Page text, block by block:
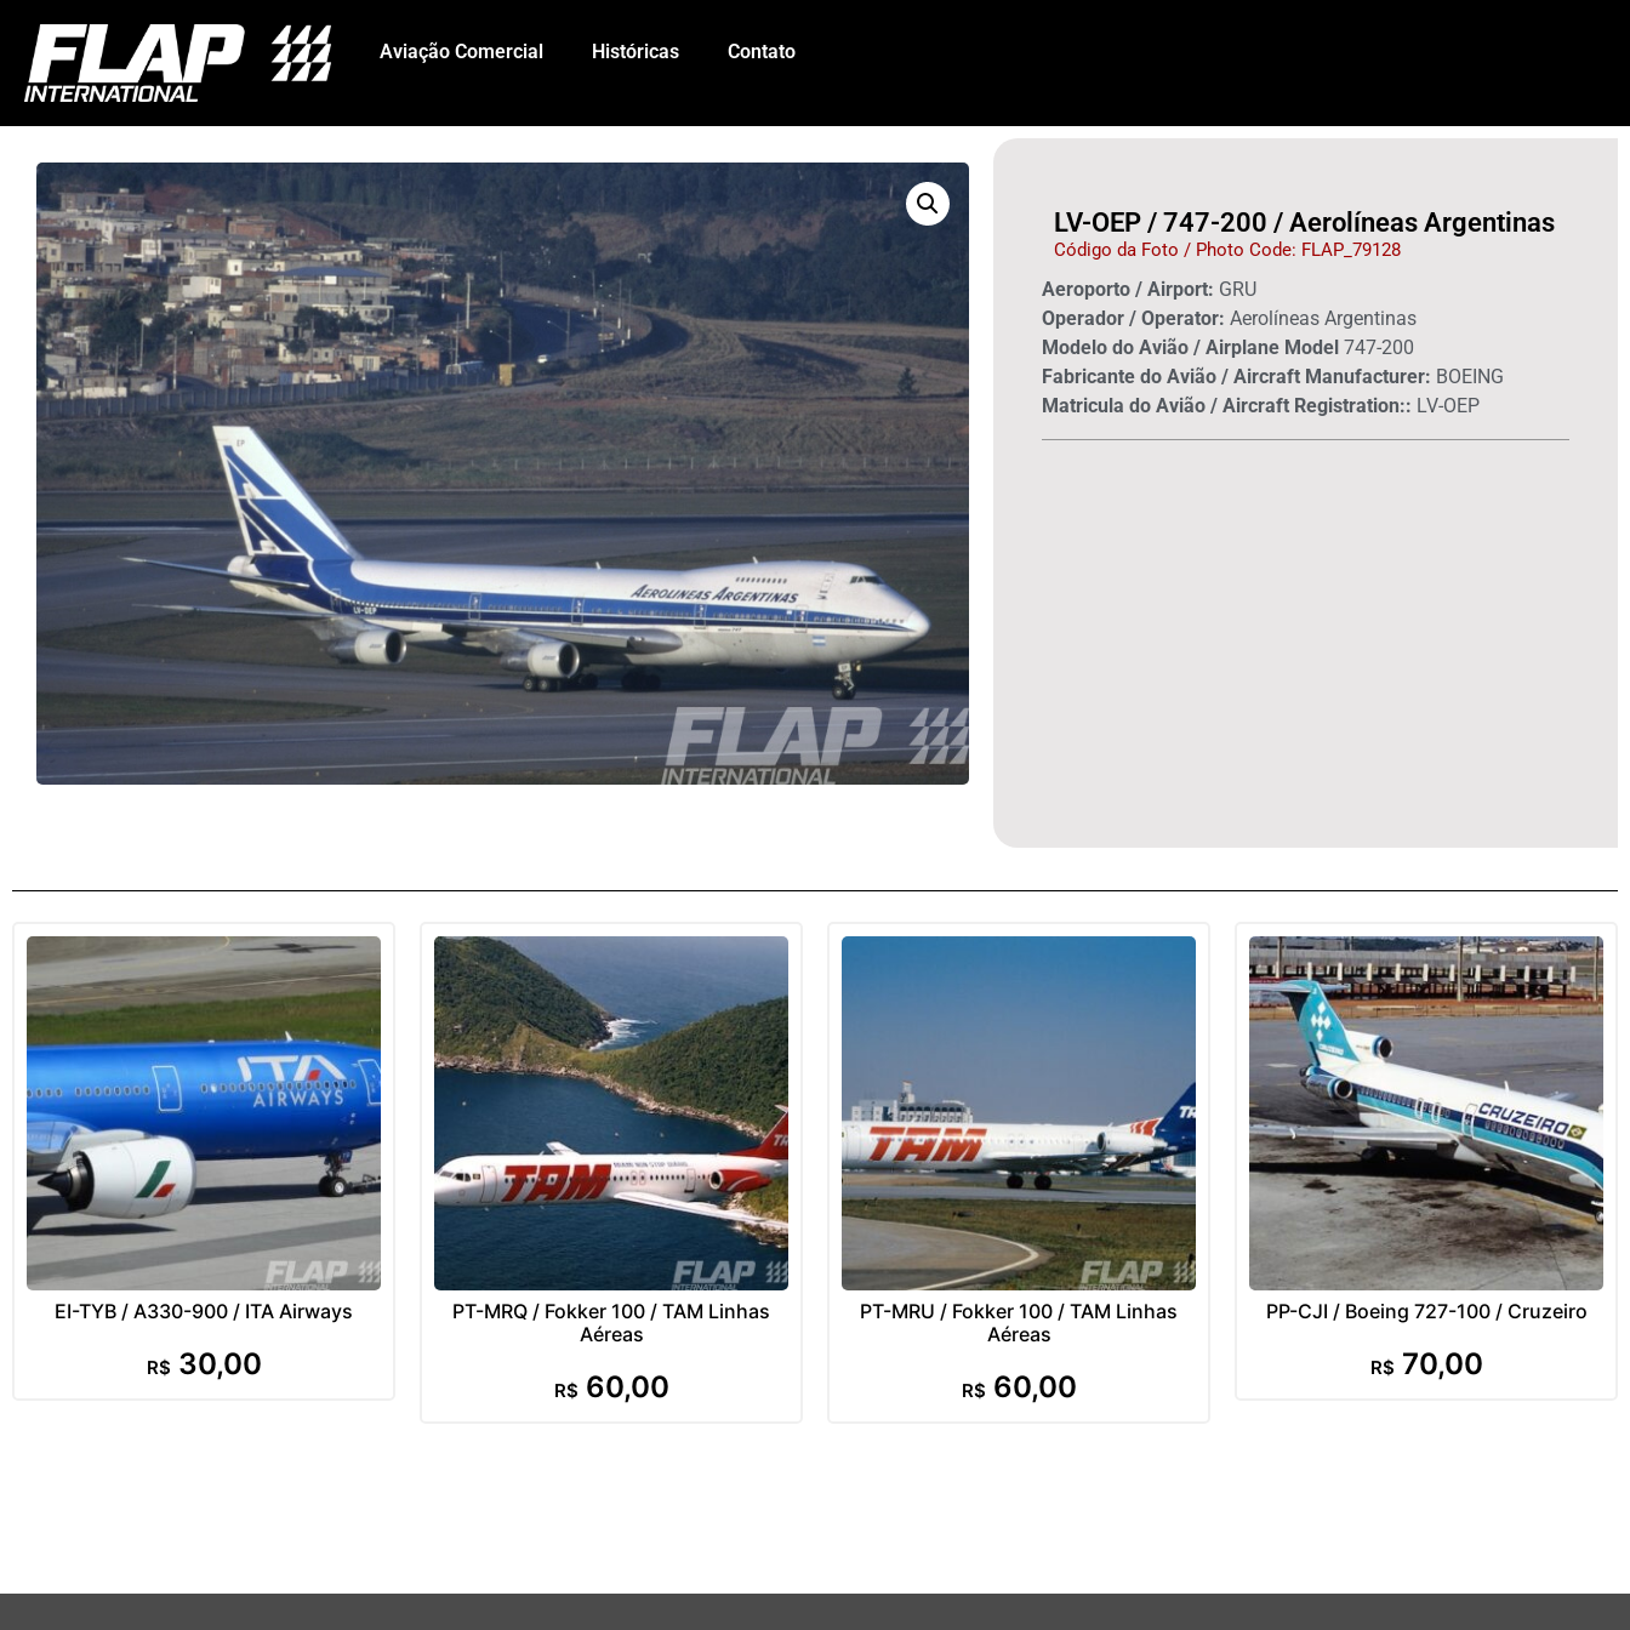
Aviação Comercial Históricas Contato
LV-OEP / 747-200 / Aerolíneas Argentinas
Código da Foto / Photo Code: FLAP_79128
Aeroporto / Airport: GRU
Operador / Operator: Aerolíneas Argentinas
Modelo do Avião / Airplane Model 747-200
Fabricante do Avião / Aircraft Manufacturer: BOEING
Matricula do Avião / Aircraft Registration:: LV-OEP
EI-TYB / A330-900 / ITA Airways
R$ 30,00
PT-MRQ / Fokker 100 / TAM Linhas
Aéreas
R$ 60,00
PT-MRU / Fokker 100 / TAM Linhas
Aéreas
R$ 60,00
PP-CJI / Boeing 727-100 / Cruzeiro
R$ 70,00